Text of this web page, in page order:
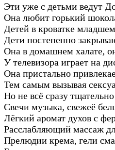
Эти уже с детьми ведут
Она любит горький
Детей в кроватке
Дети постепенно
Она в домашнем халате,
У телевизора играет на
Она пристально
Тем самым вызывая
Но не всё сразу
Свечи музыка, свежеё
Лёгкий аромат духов с
Расслабляющий массаж
Прелюдии крема, гели